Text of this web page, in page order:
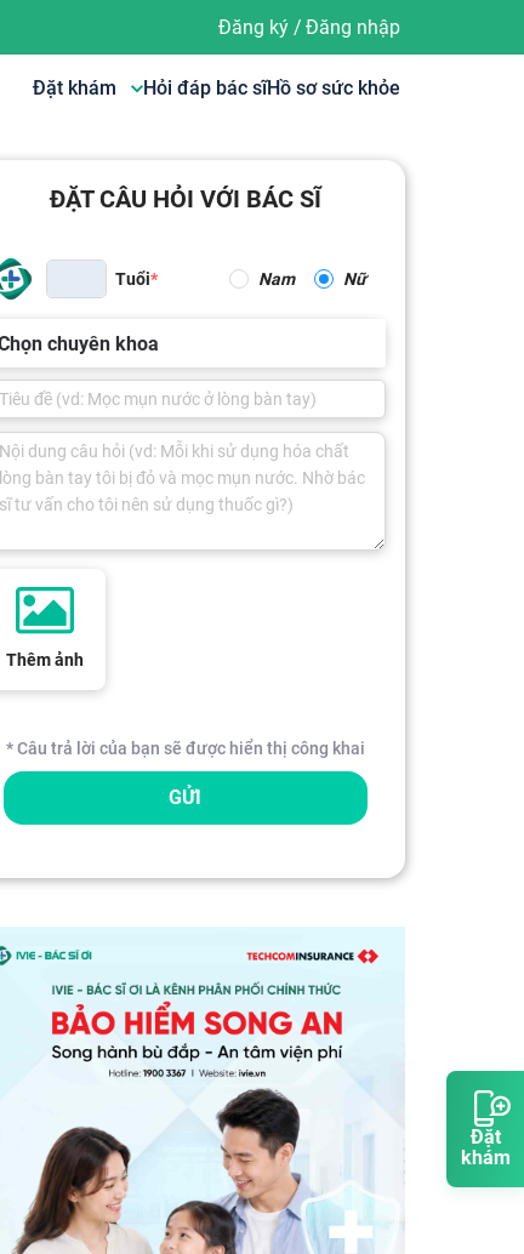
Đặt
khám
Đăng ký/ Đăng nhập
Đặt khám Hỏi đáp bác sĩHồ sơ sức khỏe
ĐẶT CÂU HỎI VỚI BÁC SĨ
Tuổi Nam Nữ
chuyên khoa
Thêm ảnh
* Câu trả lời của bạn sẽ được hiển thị công khai
GỬI